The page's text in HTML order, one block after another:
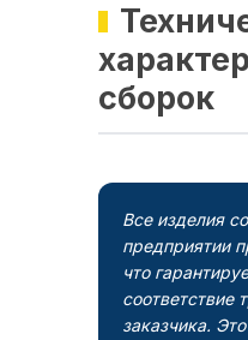
сборок
Все изделия
предприятии
что
соответствие
заказчика.